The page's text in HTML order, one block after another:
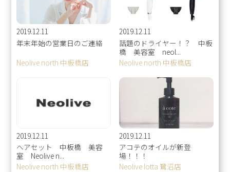
2019.12.11
年末年始の営業日のご連絡
Neolive north 中板橋店
2019.12.11
話題のドライヤー！？ 中板
橋 美容室 neol...
Neolive north 中板橋店
2019.12.11
ヘアセット 中板橋 美容
室 Neolive n...
Neolive north 中板橋店
2019.12.11
アコテのオイルが新登
場！！！
Neolive lotta 鷺沼店